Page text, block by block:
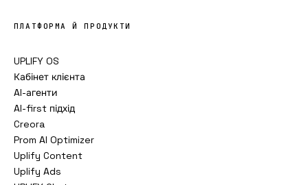
ПЛАТФОРМА Й ПРОДУКТИ
UPLIFY OS
Кабінет клієнта
AI-агенти
AI-first підхід
Creora
Prom AI Optimizer
Uplify Content
Uplify Ads